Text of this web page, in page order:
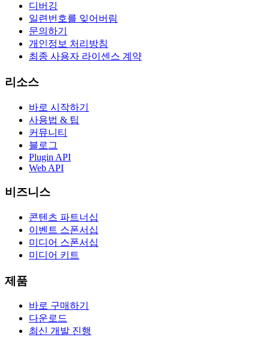
디버깅
일련번호를 잊어버림
문의하기
개인정보 처리방침
최종 사용자 라이센스 계약
리소스
바로 시작하기
사용법 & 팁
커뮤니티
블로그
Plugin API
Web API
비즈니스
콘텐츠 파트너십
이벤트 스폰서십
미디어 스폰서십
미디어 키트
제품
바로 구매하기
다운로드
최신 개발 진행